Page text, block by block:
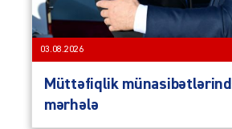
03.08.2026
Müttəfiqlik
mərhələ